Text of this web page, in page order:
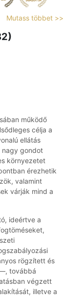
Mutass többet >>
működő
célja a
ellátás
nagy gondot
környezetet
érezhetik
valamint
várják mind a
ideértve a
rögzített és
továbbá
végzett
illetve a